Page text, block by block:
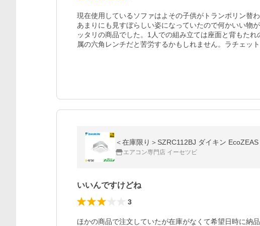
現在使用しているソファはよその子供がトランポリン替
あまりにも見すぼらしい姿になっていたので何かいい物
ッタリの商品でした。1人での組み立ては座面と背もた
属の六角レンチだと苦労するかもしれません。ラチェッ
＜在庫限り＞SZRC112BJ ダイキン
エアコン専門店 イーセツビ
いいんですけどね
3
ほかの商品で注文していたが在庫がなくて希望日時に納